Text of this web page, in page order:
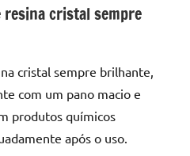
resina cristal sempre
cristal sempre brilhante,
com um pano macio e
produtos químicos
após o uso.